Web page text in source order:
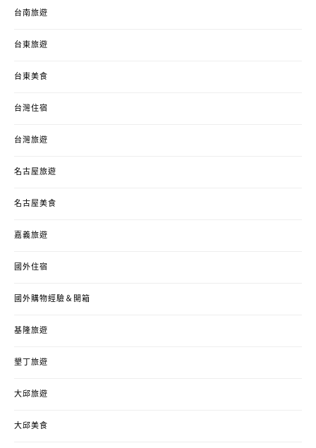
台南旅遊
台東旅遊
台東美食
台灣住宿
台灣旅遊
名古屋旅遊
名古屋美食
嘉義旅遊
國外住宿
國外購物經驗＆開箱
基隆旅遊
墾丁旅遊
大邱旅遊
大邱美食